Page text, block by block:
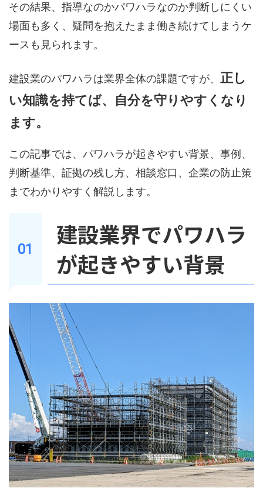
その結果、指導なのかパワハラなのか判断しにくい
場面も多く、疑問を抱えたまま働き続けてしまうケ
ースも見られます。
建設業のパワハラは業界全体の課題ですが、 正し
い知識を持てば、自分を守りやすくなり
ます。
この記事では、パワハラが起きやすい背景、事例、
判断基準、証拠の残し方、相談窓口、企業の防止策
までわかりやすく解説します。
建設業界でパワハラ
が起きやすい背景